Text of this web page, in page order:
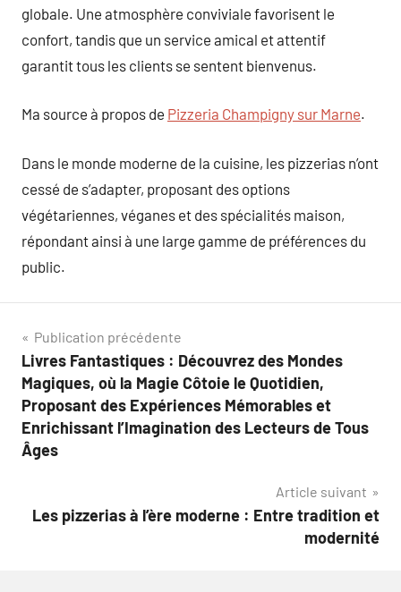
globale. Une atmosphère conviviale favorisent le
confort, tandis que un service amical et attentif
garantit tous les clients se sentent bienvenus.
Ma source à propos de Pizzeria Champigny sur Marne.
Dans le monde moderne de la cuisine, les pizzerias n’ont
cessé de s’adapter, proposant des options
végétariennes, véganes et des spécialités maison,
répondant ainsi à une large gamme de préférences du
public.
Navigation
de
l’article
Publication précédente
Livres Fantastiques : Découvrez des Mondes
Magiques, où la Magie Côtoie le Quotidien,
Proposant des Expériences Mémorables et
Enrichissant l’Imagination des Lecteurs de Tous
Âges
Article suivant
Les pizzerias à l’ère moderne : Entre tradition et
modernité